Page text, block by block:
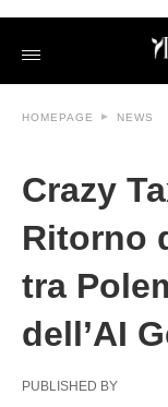
/2026/06/11/crazy-
gioco-
iconico-
polemiche-
sulluso-
generativa/amp/
HOMEPAGE NEWS
Crazy
Ritorno
tra
dell’AI
PUBLISHED BY